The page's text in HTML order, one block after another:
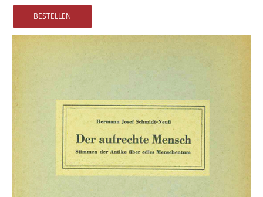
Widerrufsbelehrung
Datenschutz
Impressum